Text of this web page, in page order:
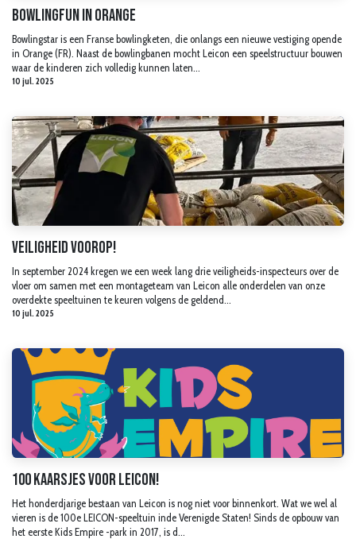
Bowlingfun in Orange
Bowlingstar is een Franse bowlingketen, die onlangs een nieuwe vestiging opende
in Orange (FR). Naast de bowlingbanen mocht Leicon een speelstructuur bouwen
waar de kinderen zich volledig kunnen laten...
10 jul. 2025
Veiligheid voorop!
In september 2024 kregen we een week lang drie veiligheids-inspecteurs over de
vloer om samen met een montageteam van Leicon alle onderdelen van onze
overdekte speeltuinen te keuren volgens de geldend...
10 jul. 2025
100 kaarsjes voor LEICON!
Het honderdjarige bestaan van Leicon is nog niet voor binnenkort. Wat we wel al
vieren is de 100e LEICON-speeltuin inde Verenigde Staten! Sinds de opbouw van
het eerste Kids Empire -park in 2017, is d...